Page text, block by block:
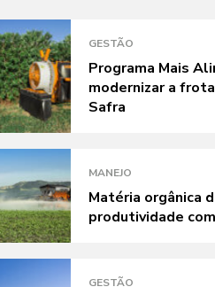
GESTÃO
Programa Mais
modernizar a
Safra
MANEJO
Matéria orgânica
produtividade
GESTÃO